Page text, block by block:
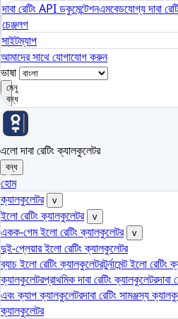
দাবা রেটিং API ডকুমেন্টেশনএমবেডযোগ্য দাবা
চেঞ্জলগ
সাইটম্যাপ
আমাদের সাথে যোগাযোগ করুন
ভাষা
মেনু
বন্ধ
এলো দাবা রেটিং ক্যালকুলেটর
বন্ধ
হোম
ক্যালকুলেটর
v
ইলো রেটিং ক্যালকুলেটর v
একক-গেম ইলো রেটিং ক্যালকুলেটর v
দুই-প্লেয়ার ইলো রেটিং ক্যালকুলেটর
ব্যাচ ইলো রেটিং ক্যালকুলেটরটুর্নামেন্ট ইলো রেটিং
ক্যালকুলেটরপ্রাথমিক দাবা রেটিং ক্যালকুলেটরদাবা
এবং ক্যাপ ক্যালকুলেটরদাবা রেটিং সামঞ্জস্য
ক্যালকুলেটর